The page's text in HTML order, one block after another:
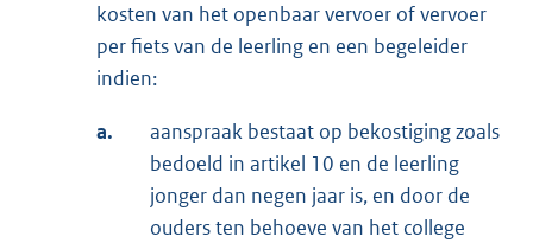
kosten van het openbaar vervoer of vervoer
per fiets van de leerling en een begeleider
indien:
a.
aanspraak bestaat op bekostiging zoals
bedoeld in artikel 10 en de leerling
jonger dan negen jaar is, en door de
ouders ten behoeve van het college